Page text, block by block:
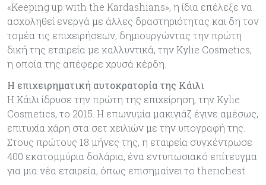
«Keeping up with the Kardashians», η ίδια επέλεξε να
ασχοληθεί ενεργά με άλλες δραστηριότητας και δη τον
τομέα τις επιχειρήσεων, δημιουργώντας την πρώτη
δική της εταιρεία με καλλυντικά, την Kylie Cosmetics,
η οποία της απέφερε χρυσά κέρδη.
Η επιχειρηματική αυτοκρατορία της Κάιλι
Η Κάιλι ίδρυσε την πρώτη της επιχείρηση, την Kylie
Cosmetics, το 2015. Η επωνυμία μακιγιάζ έγινε αμέσως,
επιτυχία χάρη στα σετ χειλιών με την υπογραφή της.
Στους πρώτους 18 μήνες της, η εταιρεία συγκέντρωσε
400 εκατομμύρια δολάρια, ένα εντυπωσιακό επίτευγμα
για μια νέα εταιρεία, όπως επισημαίνει το therichest.